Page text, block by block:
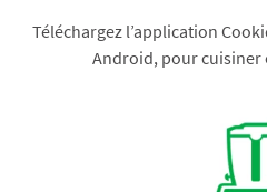
Téléchargez l’application
Android, pour cuisiner